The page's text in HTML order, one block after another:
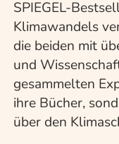
SPIEGEL-
Klimawandels
die beiden mit
und
gesammelten
ihre Bücher,
über den